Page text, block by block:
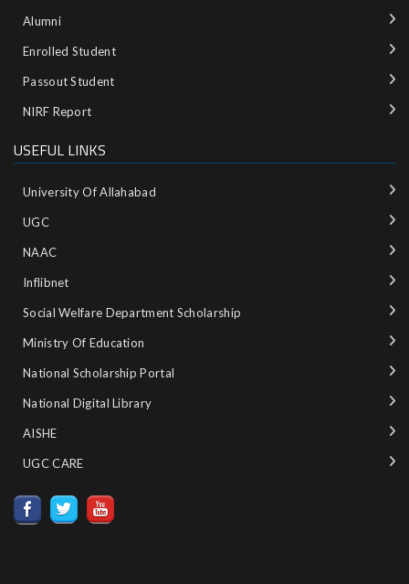
Alumni
Enrolled Student
Passout Student
NIRF Report
USEFUL LINKS
University Of Allahabad
UGC
NAAC
Inflibnet
Social Welfare Department Scholarship
Ministry‌ ‌of‌ ‌Education‌
National‌ ‌Scholarship‌ ‌Portal‌ ‌
National‌ ‌Digital‌ ‌Library‌ ‌
AISHE ‌
UGC CARE ‌